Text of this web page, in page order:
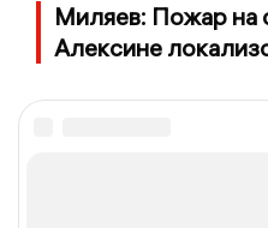
Миляев: Пожар на
Алексине